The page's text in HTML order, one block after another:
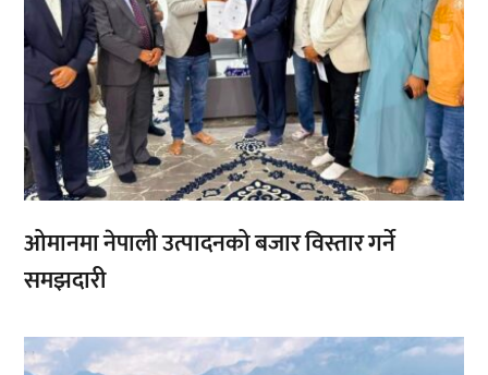
ओमानमा नेपाली उत्पादनको बजार विस्तार गर्ने
समझदारी
,,